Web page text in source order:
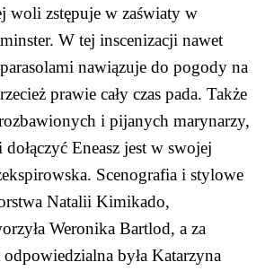
woli zstępuje w zaświaty w
W tej inscenizacji nawet
nawiązuje do pogody na
prawie cały czas pada. Także
i pijanych marynarzy,
Eneasz jest w swojej
Scenografia i stylowe
Natalii Kimikado,
Weronika Bartlod, a za
odpowiedzialna była Katarzyna